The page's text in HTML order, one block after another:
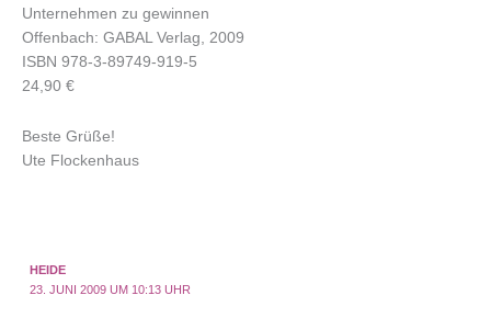
Unternehmen zu gewinnen
Offenbach: GABAL Verlag, 2009
ISBN 978-3-89749-919-5
24,90 €
Beste Grüße!
Ute Flockenhaus
HEIDE
23. JUNI 2009 UM 10:13 UHR